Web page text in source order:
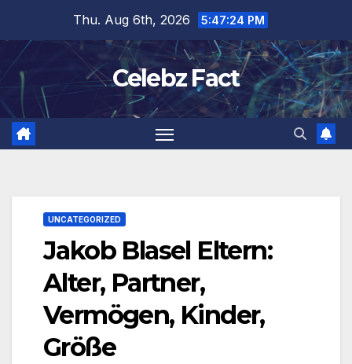
content
Thu. Aug 6th, 2026 5:47:25 PM
Celebz Fact
UNCATEGORIZED
Jakob Blasel Eltern:
Alter, Partner,
Vermögen, Kinder,
Größe